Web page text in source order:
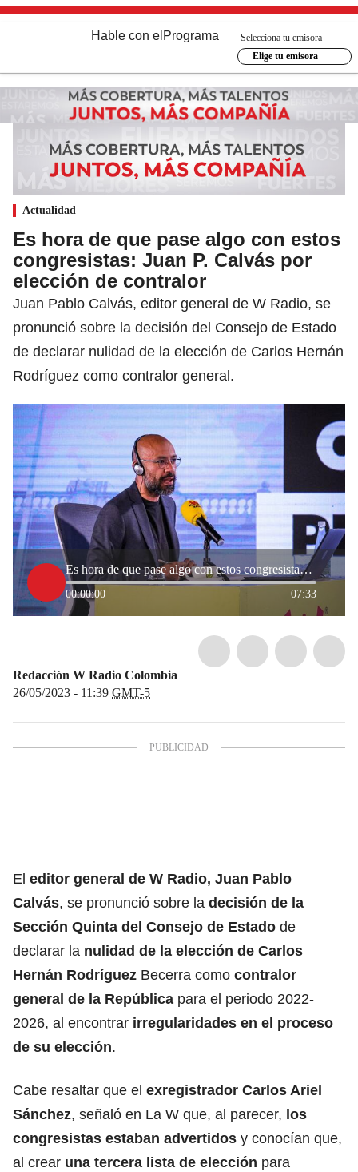
Hable con el Programa
Selecciona tu emisora
Elige tu emisora
Actualidad
Es hora de que pase algo con estos
congresistas: Juan P. Calvás por
elección de contralor
Juan Pablo Calvás, editor general de W Radio, se
pronunció sobre la decisión del Consejo de Estado
de declarar nulidad de la elección de Carlos Hernán
Rodríguez como contralor general.
Es hora de que pase algo con estos congresistas: Juan Pablo Calvás por elección de contralor
00:00:00 07:33
Redacción W Radio Colombia
26/05/2023 - 11:39 GMT-5
El editor general de W Radio, Juan Pablo
Calvás, se pronunció sobre la decisión de la
Sección Quinta del Consejo de Estado de
declarar la nulidad de la elección de Carlos
Hernán Rodríguez Becerra como contralor
general de la República para el periodo 2022-
2026, al encontrar irregularidades en el proceso
de su elección.
Cabe resaltar que el exregistrador Carlos Ariel
Sánchez, señaló en La W que, al parecer, los
congresistas estaban advertidos y conocían que,
al crear una tercera lista de elección para